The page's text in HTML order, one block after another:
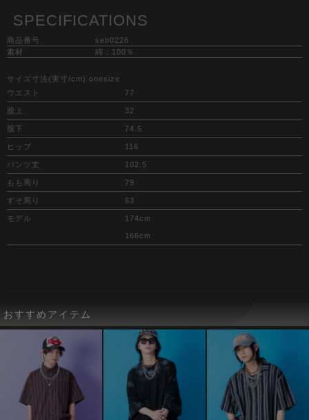
SPECIFICATIONS
商品番号
seb0226
素材
綿：100％
サイズ寸法(実寸/cm) onesize
ウエスト
77
股上 32
股下 74.5
ヒップ 116
パンツ丈 102.5
もも周り 79
すそ周り 63
モデル 174cm
166cm
おすすめアイテム